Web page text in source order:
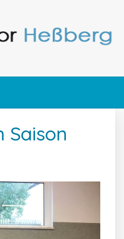
Saison